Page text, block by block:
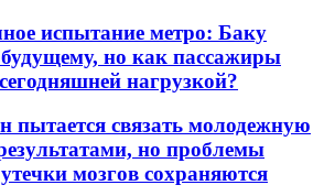
испытание метро: Баку
будущему, но как пассажиры
нагрузкой?
пытается связать молодежную
но проблемы
мозгов сохраняются